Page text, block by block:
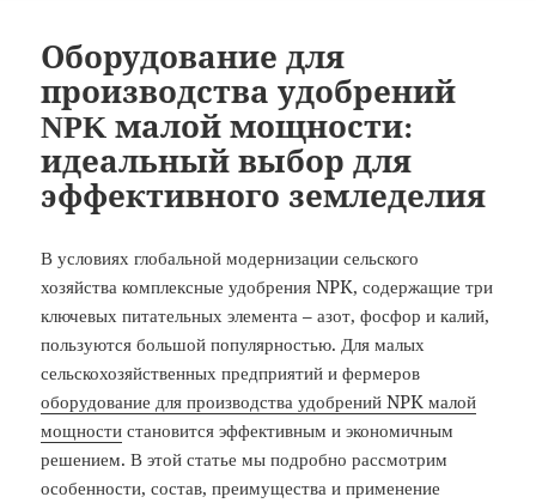
Оборудование для
производства удобрений
NPK малой мощности:
идеальный выбор для
эффективного земледелия
В условиях глобальной модернизации сельского
хозяйства комплексные удобрения NPK, содержащие три
ключевых питательных элемента – азот, фосфор и калий,
пользуются большой популярностью. Для малых
сельскохозяйственных предприятий и фермеров
оборудование для производства удобрений NPK малой
мощности становится эффективным и экономичным
решением. В этой статье мы подробно рассмотрим
особенности, состав, преимущества и применение